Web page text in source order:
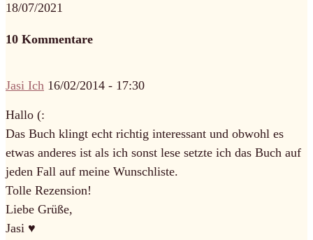
18/07/2021
10 Kommentare
Jasi Ich 16/02/2014 - 17:30
Hallo (:
Das Buch klingt echt richtig interessant und obwohl es
etwas anderes ist als ich sonst lese setzte ich das Buch auf
jeden Fall auf meine Wunschliste.
Tolle Rezension!
Liebe Grüße,
Jasi ♥